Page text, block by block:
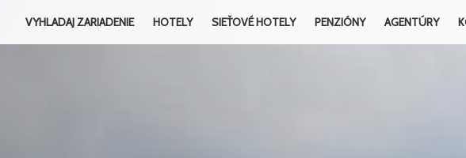
VYHLADAJ ZARIADENIE HOTELY SIEŤOVÉ HOTELY PENZIÓNY AGENTÚRY